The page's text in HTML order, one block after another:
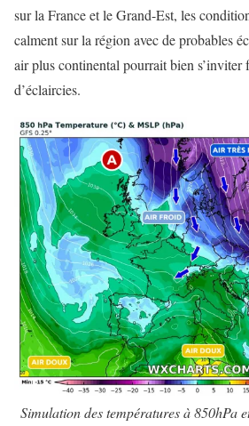
sur la France et le Grand-Est, les
calment sur la région avec de probables
air plus continental pourrait bien s’inviter
d’éclaircies.
Simulation des températures à 850hPa